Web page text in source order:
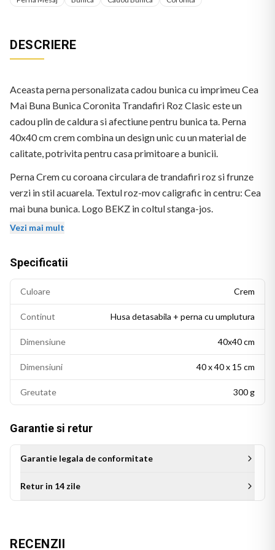
DESCRIERE
Aceasta perna personalizata cadou bunica cu imprimeu Cea
Mai Buna Bunica Coronita Trandafiri Roz Clasic este un
cadou plin de caldura si afectiune pentru bunica ta. Perna
40x40 cm crem combina un design unic cu un material de
calitate, potrivita pentru casa primitoare a bunicii.
Perna Crem cu coroana circulara de trandafiri roz si frunze
verzi in stil acuarela. Textul roz-mov caligrafic in centru: Cea
mai buna bunica. Logo BEKZ in coltul stanga-jos.
Aceasta perna personalizata este cadoul ideal pentru bunica
iubire, mai ales pentru bunicile care isi iubesc nepotii
Vezi mai mult
Specificatii
Culoare Crem
Continut Husa detasabila + perna cu umplutura
Dimensiune 40x40 cm
Dimensiuni 40 x 40 x 15 cm
Greutate 300 g
Garantie si retur
Garantie legala de conformitate
Retur in 14 zile
RECENZII